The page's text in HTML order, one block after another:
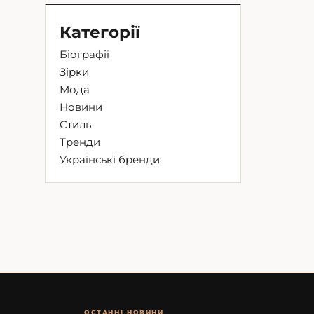
Категорії
Біографії
Зірки
Мода
Новини
Стиль
Тренди
Українські бренди
ОСТАННІ НОВИНИ